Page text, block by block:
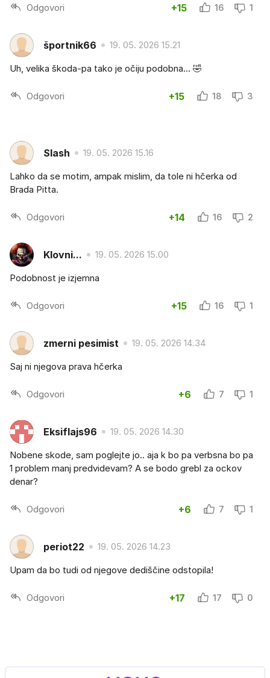
Odgovori +15 16 1
športnik66 19. 05. 2026 15.21
Uh, velika škoda-pa tako je očiju podobna... 🤣
Odgovori +15 18 3
Slash 19. 05. 2026 15.16
Lahko da se motim, ampak mislim, da tole ni hčerka od
Brada Pitta.
Odgovori +14 16 2
Klovni... 19. 05. 2026 15.00
Podobnost je izjemna
Odgovori +15 16 1
zmerni pesimist 19. 05. 2026 14.34
Saj ni njegova prava hčerka
Odgovori +6 7 1
Eksiflajs96 19. 05. 2026 14.30
Nobene skode, sam poglejte jo.. aja k bo pa verbsna bo pa
1 problem manj predvidevam? A se bodo grebl za ockov
denar?
Odgovori +6 7 1
periot22 19. 05. 2026 14.23
Upam da bo tudi od njegove dediščine odstopila!
Odgovori +17 17 0